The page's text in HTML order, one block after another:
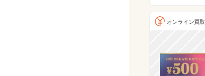
オンライン買取